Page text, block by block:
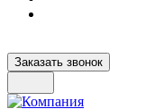
Заказать звонок